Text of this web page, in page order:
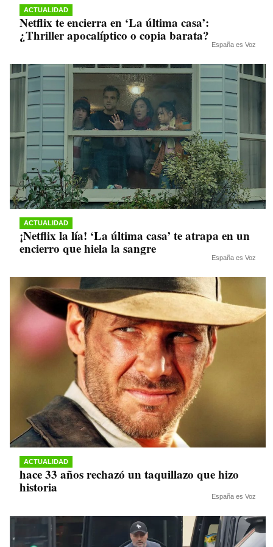
ACTUALIDAD
Netflix te encierra en ‘La última casa’:
¿Thriller apocalíptico o copia barata?
España es Voz
ACTUALIDAD
¡Netflix la lía! ‘La última casa’ te atrapa en un
encierro que hiela la sangre
España es Voz
ACTUALIDAD
hace 33 años rechazó un taquillazo que hizo
historia
España es Voz